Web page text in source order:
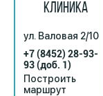
КЛИНИКА
ул. Валовая 2/10
+7 (8452) 28-93-
93(доб. 1)
Построить
маршрут